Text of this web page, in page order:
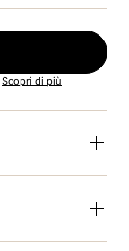
Scopri di più